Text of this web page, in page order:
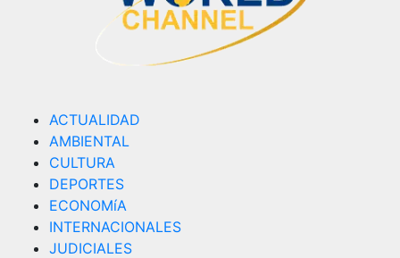
ACTUALIDAD
AMBIENTAL
CULTURA
DEPORTES
ECONOMíA
INTERNACIONALES
JUDICIALES